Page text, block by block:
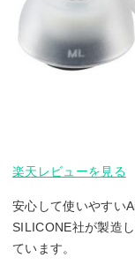
楽天レビューを見る
安心して使いやすい
SILICONE社が製造
ています。